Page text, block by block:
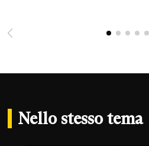
Nello stesso tema